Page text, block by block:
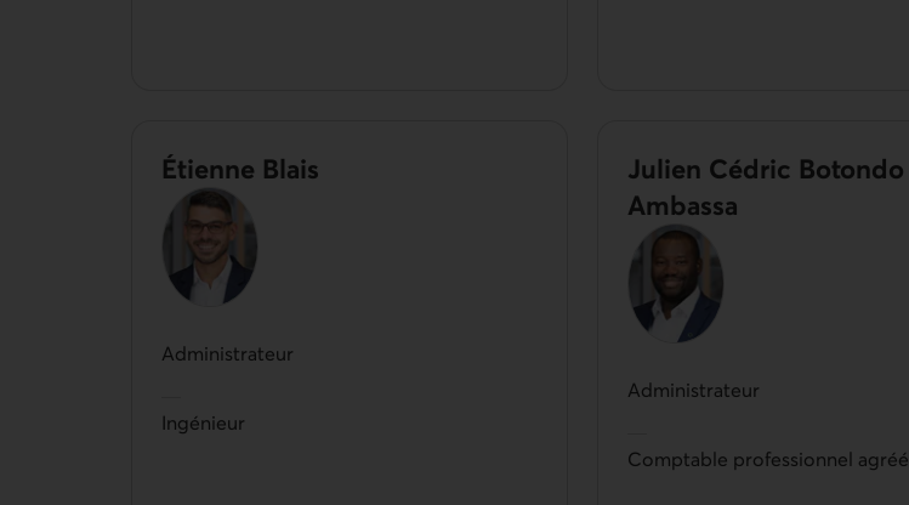
Étienne Blais
Administrateur
Ingénieur
Julien Cédric Botondo
Ambassa
Administrateur
Comptable professionnel agréé